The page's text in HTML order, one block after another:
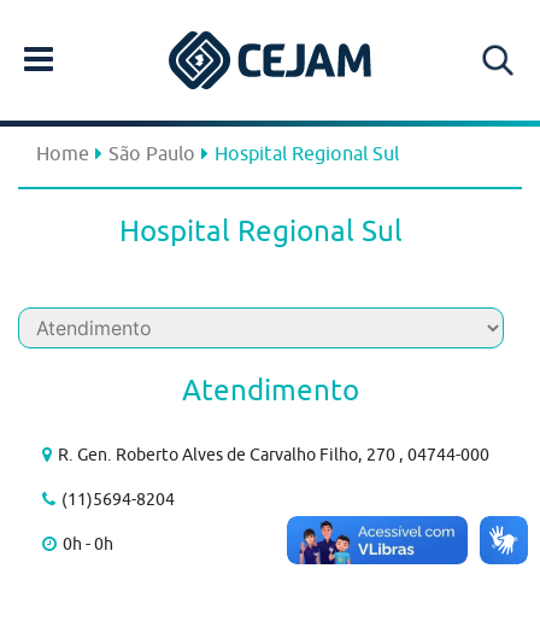
Home São Paulo Hospital Regional Sul
Hospital Regional Sul
Atendimento
R. Gen. Roberto Alves de Carvalho Filho, 270 , 04744-000
(11)5694-8204
0h - 0h